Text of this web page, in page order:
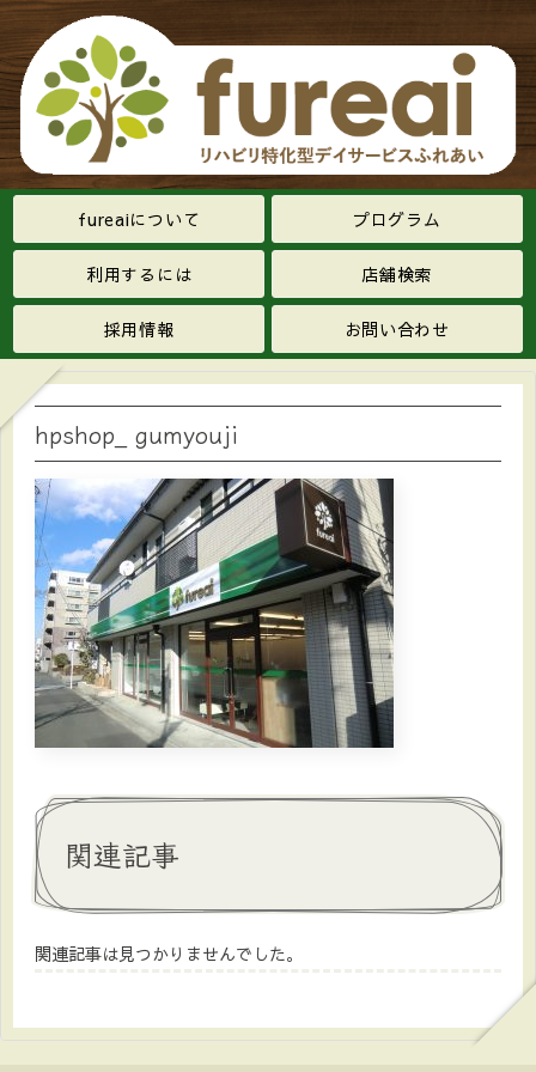
fureaiについて プログラム
利用するには 店舗検索
採用情報 お問い合わせ
hpshop_ gumyouji
関連記事
関連記事は見つかりませんでした。